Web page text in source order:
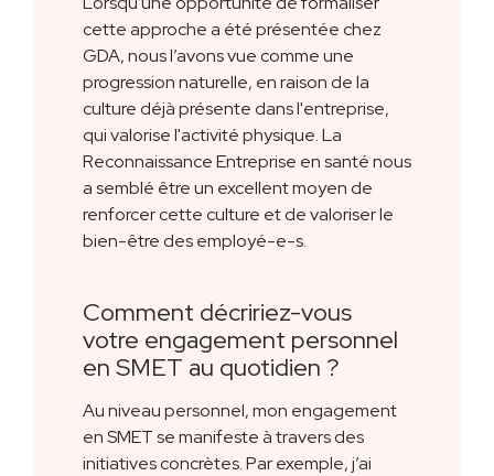
cette approche a été présentée chez
GDA, nous l’avons vue comme une
progression naturelle, en raison de la
culture déjà présente dans l'entreprise,
qui valorise l'activité physique. La
Reconnaissance Entreprise en santé nous
a semblé être un excellent moyen de
renforcer cette culture et de valoriser le
bien-être des employé-e-s.
Comment décririez-vous
votre engagement personnel
en SMET au quotidien ?
Au niveau personnel, mon engagement
en SMET se manifeste à travers des
initiatives concrètes. Par exemple, j’ai